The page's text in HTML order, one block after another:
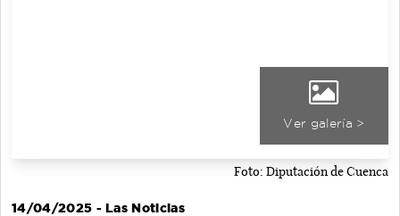
Ver galería >
Foto: Diputación de Cuenca
14/04/2025 - Las Noticias